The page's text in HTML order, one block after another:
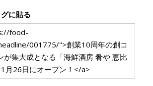
に貼る
food-
001775/">創業10周年の創コ
が集大成となる「海鮮酒房 肴や 恵比
月26日にオープン！</a>